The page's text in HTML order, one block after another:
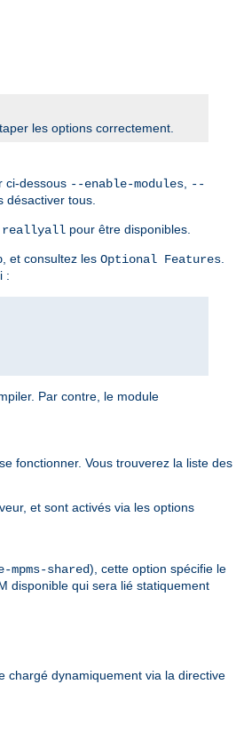
les options correctement.
ci-dessous --enable-modules
--
désactiver tous.
reallyall pour être disponibles.
, et consultez les Optional Features
:
Par contre, le module
fonctionner. Vous trouverez la liste des
et sont activés via les options
mpms-shared), cette option spécifie le
disponible qui sera lié statiquement
chargé dynamiquement via la directive